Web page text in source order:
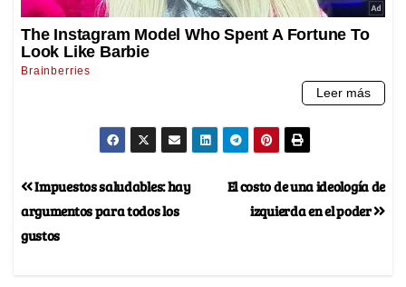
El costo de una ideología de
izquierda en el poder
Impuestos saludables: hay
argumentos para todos los
gustos